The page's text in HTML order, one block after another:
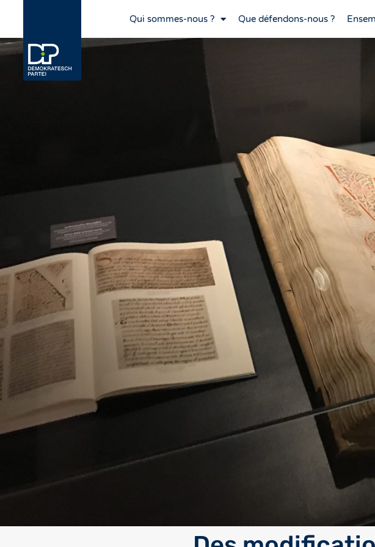
Qui sommes-nous ? Que défendons-nous ?